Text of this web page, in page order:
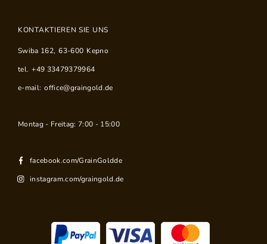
KONTAKTIEREN SIE UNS
Swiba 162, 63-600 Kepno
tel. +49 33479379964
e-mail: office@graingold.de
Montag - Freitag: 7:00 - 15:00
facebook.com/GrainGoldde
instagram.com/graingold.de